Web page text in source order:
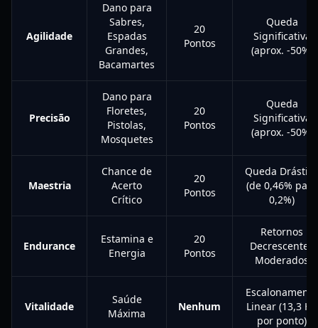
Agilidade
Dano para
Sabres,
Espadas
Grandes,
Bacamartes
20
Pontos
Queda
Significativa
(aprox. -50%)
Precisão
Dano para
Floretes,
Pistolas,
Mosquetes
20
Pontos
Queda
Significativa
(aprox. -50%)
Maestria
Chance de
Acerto
Crítico
20
Pontos
Queda Drástica
(de 0,46% para
0,2%)
Endurance
Estamina e
Energia
20
Pontos
Retornos
Decrescentes
Moderados
Vitalidade
Saúde
Máxima
Nenhum
Escalonamento
Linear (13,3 HP
por ponto)